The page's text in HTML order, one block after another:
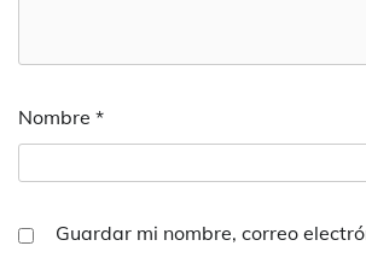
Nombre *
Guardar mi nombre, correo